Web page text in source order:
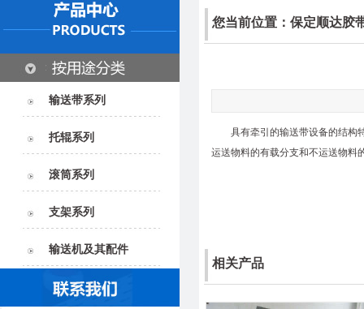
输送带系列
托辊系列
滚筒系列
支架系列
输送机及其配件
您当前位置： 保定顺达胶
具有牵引的输送带设备的结构
运送物料的有载分支和不运送物料
相关产品